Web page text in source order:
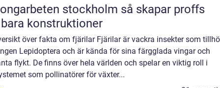
stockholm så skapar proffs
konstruktioner
över fakta om fjärilar Fjärilar är vackra insekter som
Lepidoptera och är kända för sina färgglada vingar och
flykt. De finns över hela världen och spelar en viktig roll i
som pollinatörer för växter...